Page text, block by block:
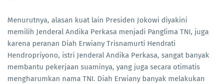
Menurutnya, alasan kuat lain Presiden Jokowi diyakini
memilih Jenderal Andika Perkasa menjadi Panglima TNI, juga
karena peranan Diah Erwiany Trisnamurti Hendrati
Hendropriyono, istri Jenderal Andika Perkasa, sangat banyak
membantu pekerjaan suaminya, yang juga secara otimatis
mengharumkan nama TNI. Diah Erwiany banyak melakukan